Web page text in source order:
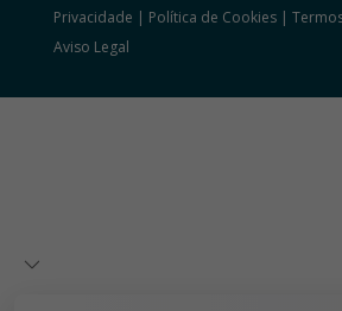
Privacidade | Política de Cookies|
Aviso Legal